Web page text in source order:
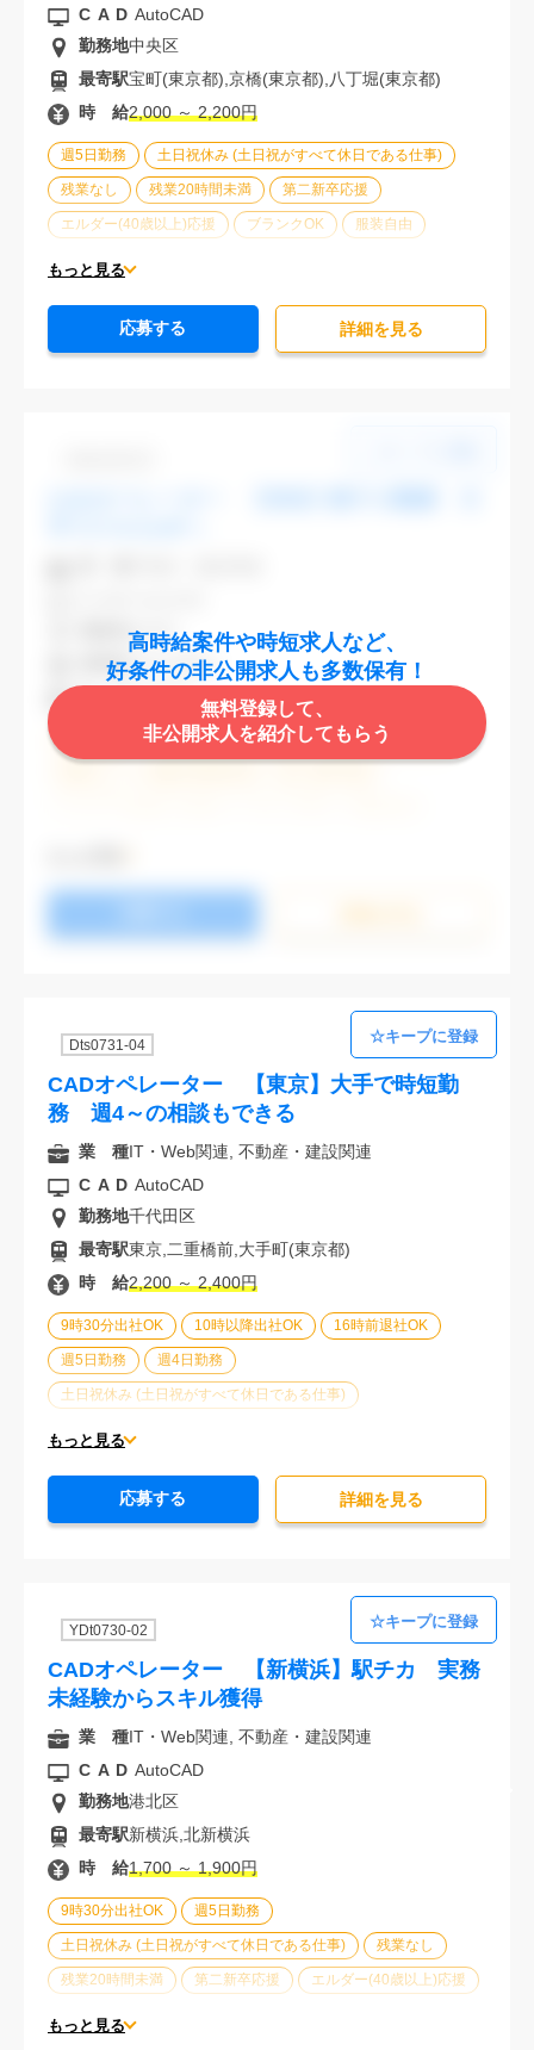
週5日勤務 土日祝休み (土日祝がすべて休日である仕事)
残業なし 残業20時間未満 第二新卒応援
エルダー(40歳以上)応援 ブランクOK 服装自由
駅から徒歩5分以内
もっと見る
CAD AutoCAD
勤務地中央区
最寄駅宝町(東京都),京橋(東京都),八丁堀(東京都)
時 給2,000 ～ 2,200円
応募する 詳細を⾒る
高時給案件や時短求人など、
好条件の非公開求人も多数保有！
無料登録して、
非公開求人を紹介してもらう
土日祝休み (土日祝がすべて休日である仕事)
勤務地渋谷区
最寄駅渋谷,表参道
Dts0731-04
CADオペレーター 【東京】大手で時短勤
務 週4～の相談もできる
9時30分出社OK 10時以降出社OK 16時前退社OK
週5日勤務 週4日勤務
土日祝休み (土日祝がすべて休日である仕事)
平日休みあり (週に一度以上平日に休日がある仕事)
エルダー(40歳以上)応援 服装自由
大手企業 駅から徒歩5分以内 オフィスが禁煙
もっと見る
業 種IT・Web関連, 不動産・建設関連
CAD AutoCAD
勤務地千代田区
最寄駅東京,二重橋前,大手町(東京都)
時 給2,200 ～ 2,400円
応募する 詳細を⾒る
YDt0730-02
CADオペレーター 【新横浜】駅チカ 実務
未経験からスキル獲得
9時30分出社OK 週5日勤務
土日祝休み (土日祝がすべて休日である仕事) 残業なし
残業20時間未満 第二新卒応援 エルダー(40歳以上)応援
ブランクOK
もっと見る
業 種IT・Web関連, 不動産・建設関連
CAD AutoCAD
勤務地港北区
最寄駅新横浜,北新横浜
時 給1,700 ～ 1,900円